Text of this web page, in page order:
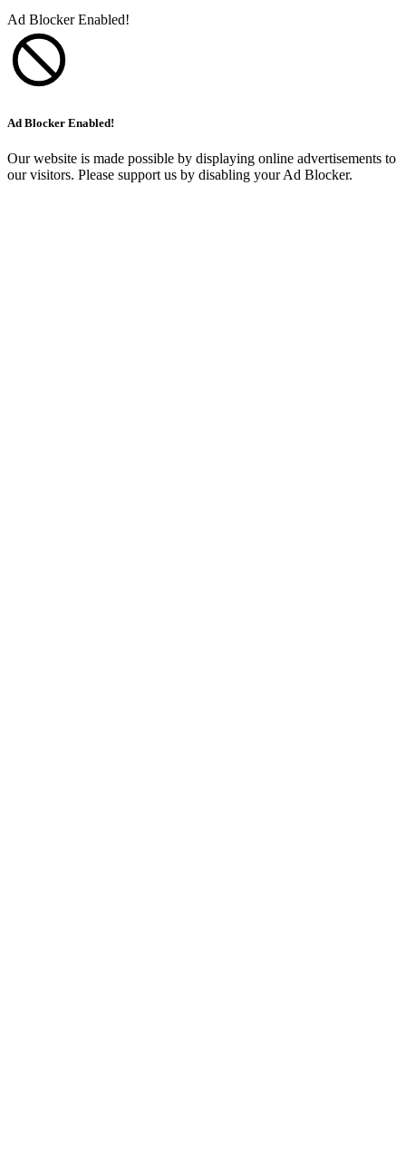
Ad Blocker Enabled!
Ad Blocker Enabled!
Our website is made possible by displaying online advertisements to
our visitors. Please support us by disabling your Ad Blocker.